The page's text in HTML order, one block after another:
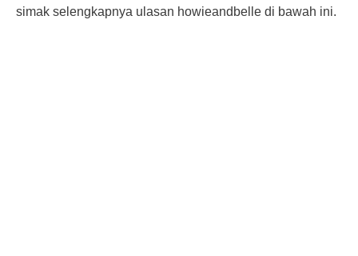
simak selengkapnya ulasan howieandbelle di bawah ini.